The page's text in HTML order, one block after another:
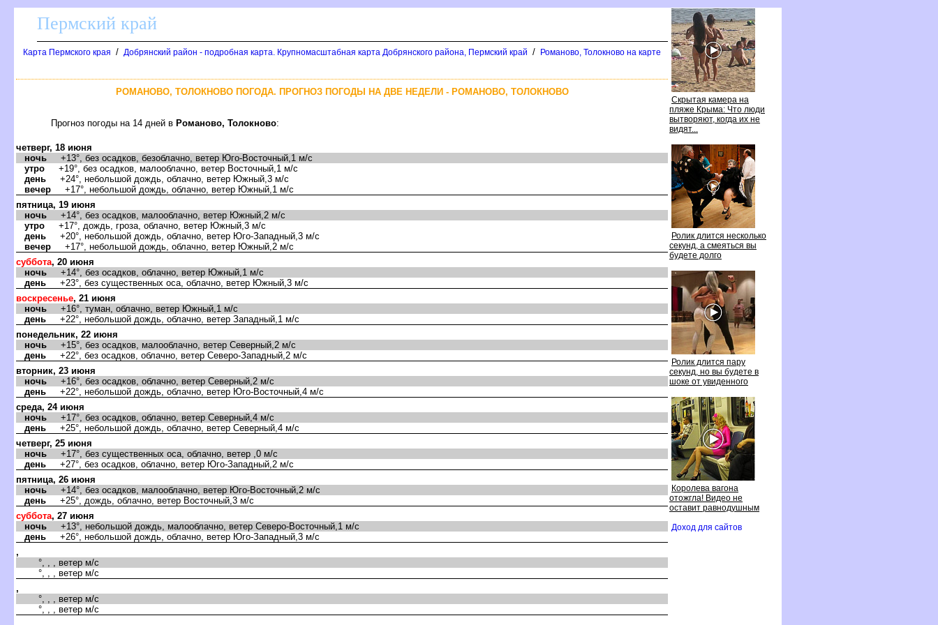
Скрытая камера на
пляже Крыма: Что люди
ытворяют, когда их не
идят...
Ролик длится несколько
секунд, а смеяться вы
удете долго
Ролик длится пару
секунд, но вы будете
шоке от увиденного
Королева вагона
отожгла! Видео не
оставит равнодушным
Доход для сайто
Пермский край
Карта Пермского края / Добрянский район - подробная карта. Крупномасштабная карта Добрянского района, Пермский край / Романово, Толокново на карте
РОМАНОВО, ТОЛОКНОВО ПОГОДА. ПРОГНОЗ ПОГОДЫ НА ДВЕ НЕДЕЛИ - РОМАНОВО, ТОЛОКНОВО
Прогноз погоды на 14 дней Романово, Толокново:
четверг, 18 июня
ночь +13°, без осадков, безоблачно, ветер Юго-Восточный,1 м/с
утро +19°, без осадков, малооблачно, ветер Восточный,1 м/с
день +24°, небольшой дождь, облачно, ветер Южный,3 м/с
ечер +17°, небольшой дождь, облачно, ветер Южный,1 м/с
пятница, 19 июня
ночь +14°, без осадков, малооблачно, ветер Южный,2 м/с
утро +17°, дождь, гроза, облачно, ветер Южный,3 м/с
день +20°, небольшой дождь, облачно, ветер Юго-Западный,3 м/с
ечер +17°, небольшой дождь, облачно, ветер Южный,2 м/с
суббота, 20 июня
ночь +14°, без осадков, облачно, ветер Южный,1 м/с
день +23°, без существенных оса, облачно, ветер Южный,3 м/с
оскресенье, 21 июня
ночь +16°, туман, облачно, ветер Южный,1 м/с
день +22°, небольшой дождь, облачно, ветер Западный,1 м/с
понедельник, 22 июня
ночь +15°, без осадков, малооблачно, ветер Северный,2 м/с
день +22°, без осадков, облачно, ветер Северо-Западный,2 м/с
торник, 23 июня
ночь +16°, без осадков, облачно, ветер Северный,2 м/с
день +22°, небольшой дождь, облачно, ветер Юго-Восточный,4 м/с
среда, 24 июня
ночь +17°, без осадков, облачно, ветер Северный,4 м/с
день +25°, небольшой дождь, облачно, ветер Северный,4 м/с
четверг, 25 июня
ночь +17°, без существенных оса, облачно, ветер ,0 м/с
день +27°, без осадков, облачно, ветер Юго-Западный,2 м/с
пятница, 26 июня
ночь +14°, без осадков, малооблачно, ветер Юго-Восточный,2 м/с
день +25°, дождь, облачно, ветер Восточный,3 м/с
суббота, 27 июня
ночь +13°, небольшой дождь, малооблачно, ветер Северо-Восточный,1 м/с
день +26°, небольшой дождь, облачно, ветер Юго-Западный,3 м/с
,
°, , , ветер м/с
°, , , ветер м/с
,
°, , , ветер м/с
°, , , ветер м/с